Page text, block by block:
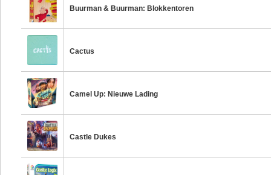
Buurman & Buurman: Blokkentoren
Cactus
Camel Up: Nieuwe Lading
Castle Dukes